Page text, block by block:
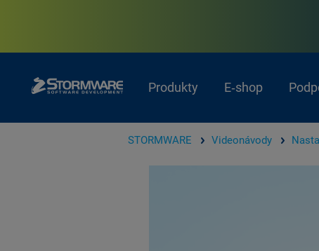
Produkty E‑shop
STORMWARE Videonávody